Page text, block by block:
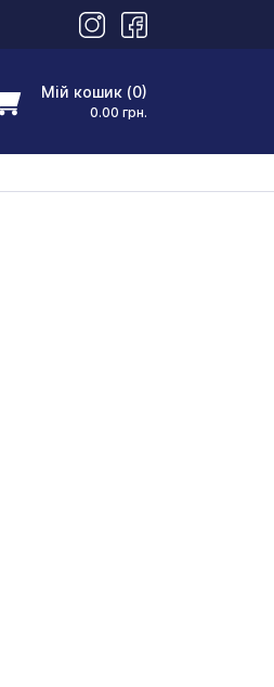
Мій кошик (0)
0.00 грн.